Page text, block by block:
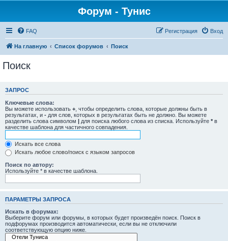
Форум - Тунис
FAQ Вход
Регистрация
На главную Список форумов Поиск
Поиск
ЗАПРОС
Ключевые слова:
Вы можете использовать + , чтобы определить слова, которые должны быть в
результатах, и - для слов, которых в результатах быть не должно. Вы можете
разделить слова символом | для поиска любого слова из списка. Используйте * в
качестве шаблона для частичного совпадения.
Искать все слова
Искать любое слово/поиск с языком запросов
Поиск по автору:
Используйте * в качестве шаблона.
ПАРАМЕТРЫ ЗАПРОСА
Искать в форумах:
Выберите форум или форумы, в которых будет произведён поиск. Поиск в
подфорумах производится автоматически, если вы не отключили
соответствующую опцию ниже.